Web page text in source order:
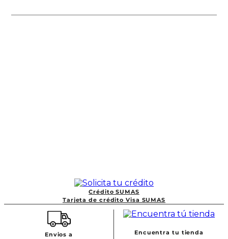
Crédito SUMAS
Tarjeta de crédito Visa SUMAS
Envios a
Encuentra tu tienda